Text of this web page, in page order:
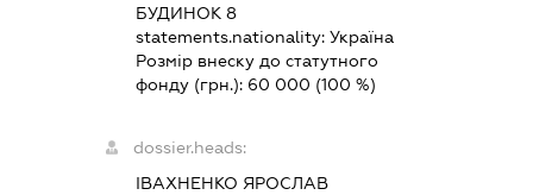
БУДИНОК 8
statements.nationality: Україна
Розмір внеску до статутного
фонду (грн.): 60 000 (100 %)
dossier.heads:
ІВАХНЕНКО ЯРОСЛАВ